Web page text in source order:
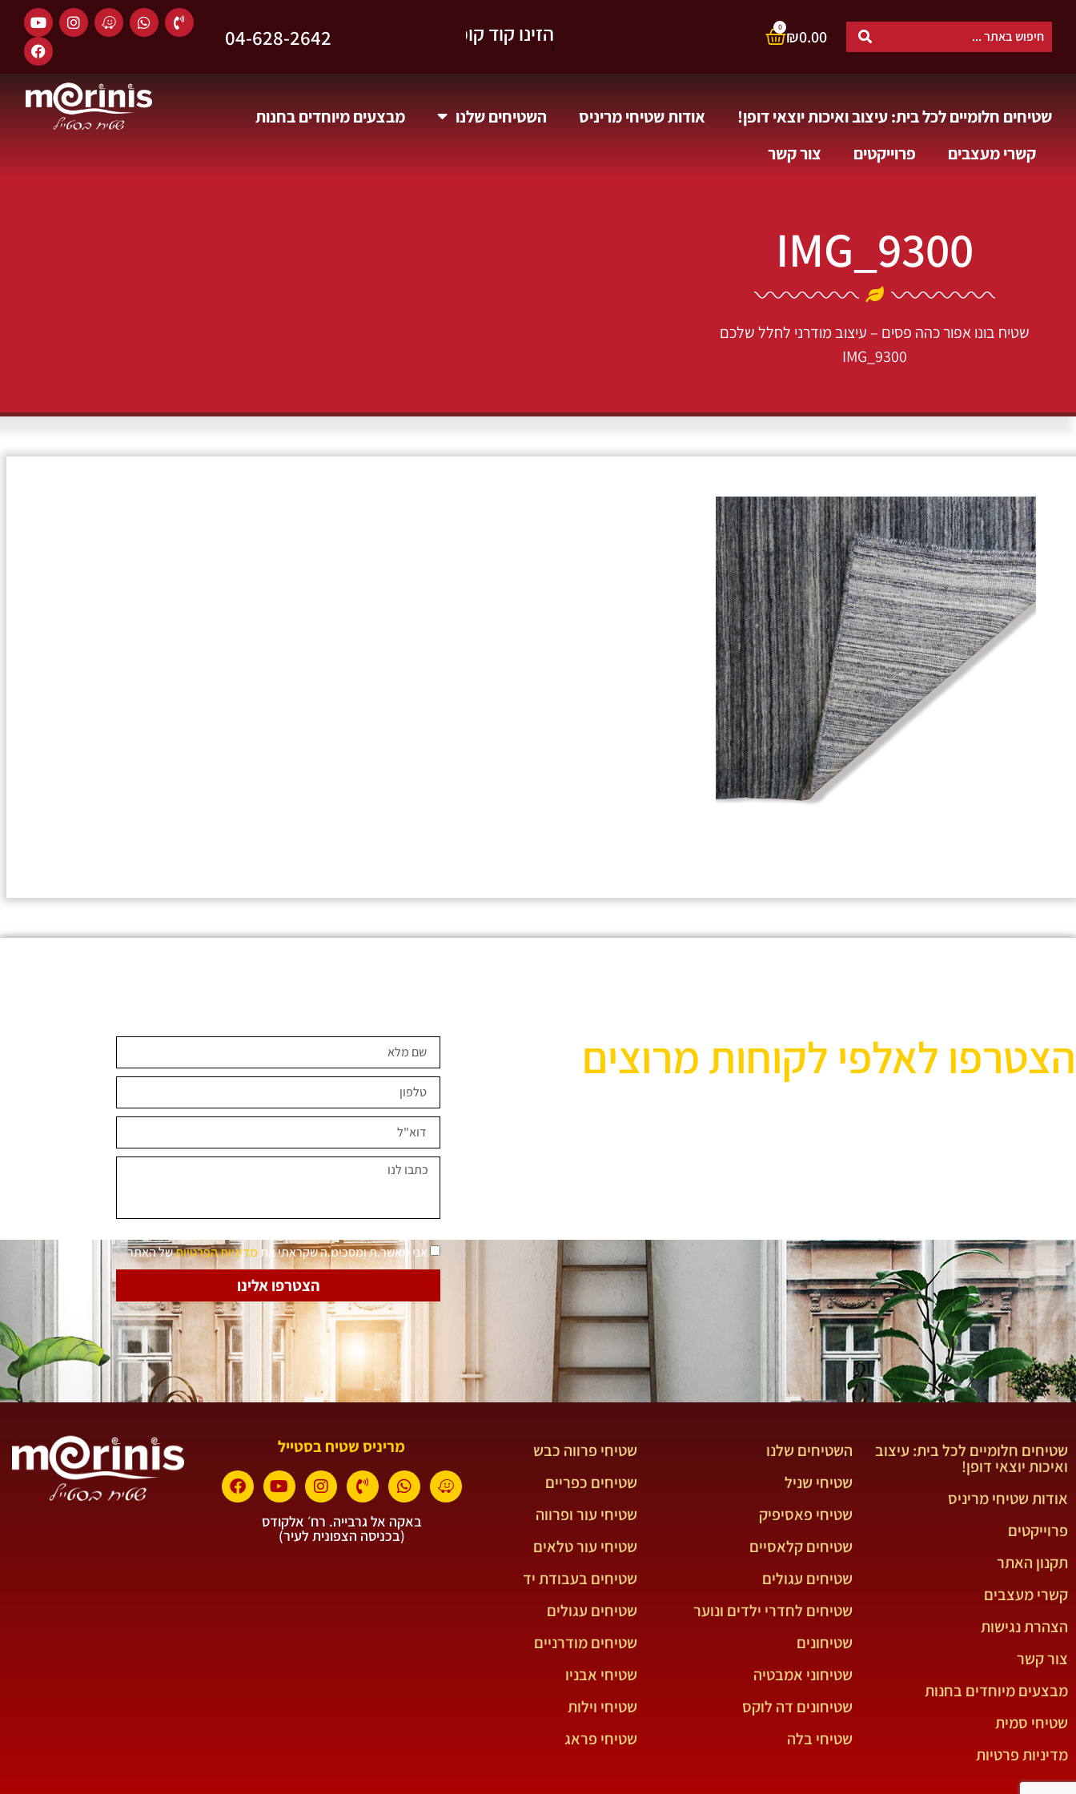
₪0.00
0 וקבלו 10% הנחה. 04-628-2642
שטיחים חלומיים לכל בית: עיצוב ואיכות יוצאי דופן! אודות שטיחי מריניס השטיחים שלנו
מבצעים מיוחדים בחנות
קשרי מעצבים
פרוייקטים צור קשר
IMG_9300
שטיח בונו אפור כהה פסים – עיצוב מודרני לחלל שלכם
IMG_9300
הצטרפו לאלפי לקוחות מרוצים
אני מאשר.ת ומסכימ.ה שקראתי את מדיניות הפרטיותשל האתר
הצטרפו אלינו
שטיחים חלומיים לכל בית: עיצוב
ואיכות יוצאי דופן!
אודות שטיחי מריניס
פרוייקטים
תקנון האתר
קשרי מעצבים
הצהרת נגישות
צור קשר
מבצעים מיוחדים בחנות
שטיחי סמית
מדיניות פרטיות
השטיחים שלנו
שטיחי שניל
שטיחי פאסיפיק
שטיחים קלאסיים
שטיחים עגולים
שטיחים לחדרי ילדים ונוער
שטיחונים
שטיחוני אמבטיה
שטיחונים דה לוקס
שטיחי בלה
שטיחי פרווה כבש
שטיחים כפריים
שטיחי עור ופרווה
שטיחי עור טלאים
שטיחים בעבודת יד
שטיחים עגולים
שטיחים מודרניים
שטיחי אבניו
שטיחי וילות
שטיחי פראג
מריניס שטיח בסטייל
באקה אל גרבייה. רח׳ אלקודס
(בכניסה הצפונית לעיר)